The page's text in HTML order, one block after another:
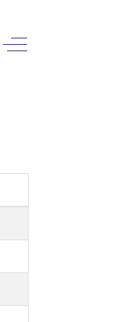
Off-Canvas Toggle